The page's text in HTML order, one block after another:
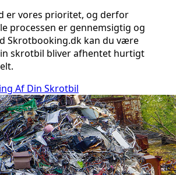
er vores prioritet, og derfor
processen er gennemsigtig og
Skrotbooking.dk kan du være
skrotbil bliver afhentet hurtigt
Af Din Skrotbil